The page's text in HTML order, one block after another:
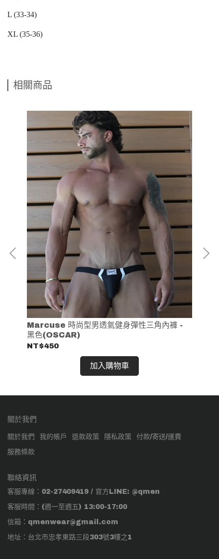
L (33-34)
XL (35-36)
相關商品
Marcuse 時尚型男透氣健身彈性三角內褲 -
黑色(OSCAR)
NT$450
加入購物車
關於我們
關於我們 我的帳戶 退款政策 隱私政策 付款/寄送/運費
服務條款
聯絡資訊
客服專線：02-27409419 / 官方LINE: @qmen
客服時間：(週一至週五) 13:00-17:00
信箱：qmenwear@gmail.com
地址：台北市忠孝東路三段303號3樓之1